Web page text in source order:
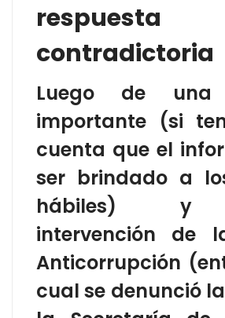
respuesta
contradictoria
Luego de una
importante (si
cuenta que el
ser brindado a
hábiles) y
intervención de
Anticorrupción
cual se denunció